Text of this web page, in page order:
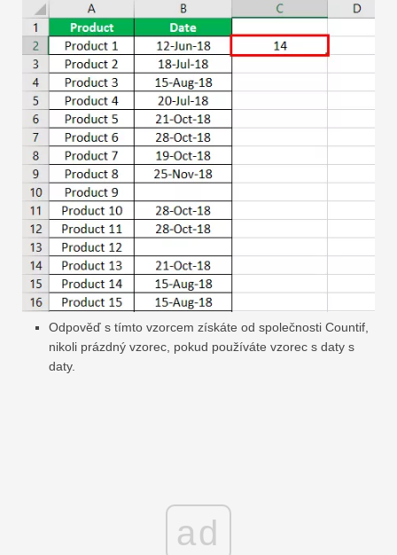
Odpověď s tímto vzorcem získáte od společnosti Countif,
nikoli prázdný vzorec, pokud používáte vzorec s daty s
daty.
ad